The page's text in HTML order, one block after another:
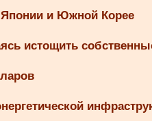
Японии и Южной Корее
истощить